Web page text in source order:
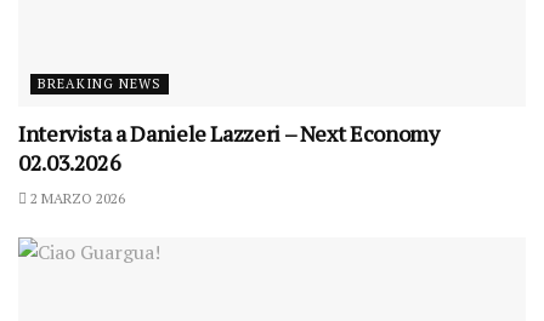
BREAKING NEWS
Intervista a Daniele Lazzeri – Next Economy
02.03.2026
2 MARZO 2026